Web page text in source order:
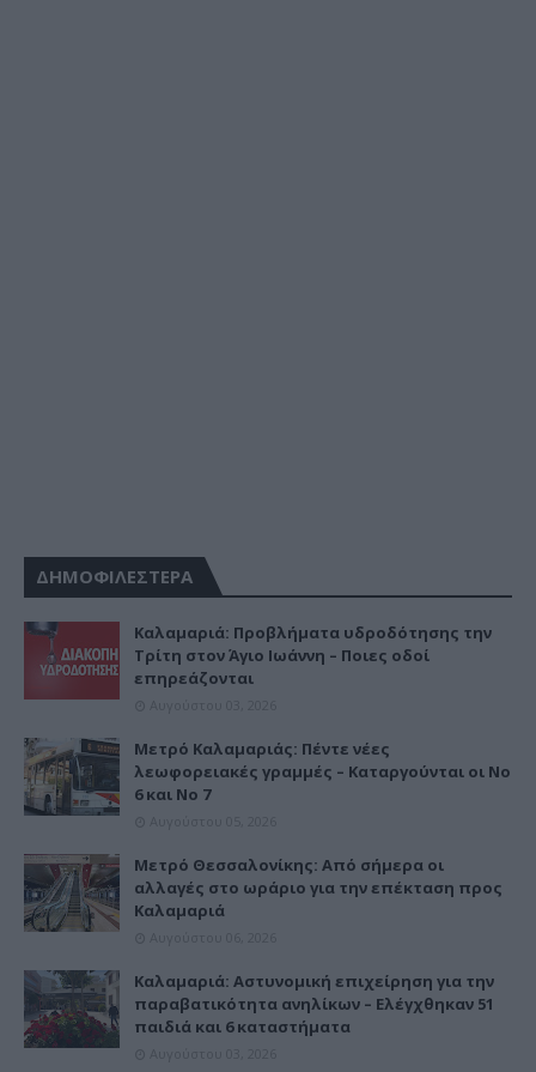
ΔΗΜΟΦΙΛΕΣΤΕΡΑ
Καλαμαριά: Προβλήματα υδροδότησης την
Τρίτη στον Άγιο Ιωάννη – Ποιες οδοί
επηρεάζονται
Μετρό Καλαμαριάς: Πέντε νέες
λεωφορειακές γραμμές – Καταργούνται οι Νο
6 και Νο 7
Μετρό Θεσσαλονίκης: Από σήμερα οι
αλλαγές στο ωράριο για την επέκταση προς
Καλαμαριά
Καλαμαριά: Αστυνομική επιχείρηση για την
παραβατικότητα ανηλίκων – Ελέγχθηκαν 51
παιδιά και 6 καταστήματα